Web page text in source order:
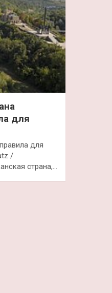
для
для
/
страна,…